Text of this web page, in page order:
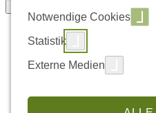
Handwerksbetrieb
Submenu for
So läuft die
Übernahme oder
Selbstcheck: Bereit
Wert & Kaufpreis
Notwendige Cookies
Statistik
Externe Medien